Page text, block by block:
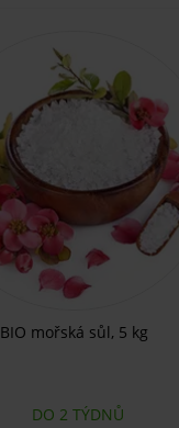
BIO mořská sůl, 5 kg
DO 2 TÝDNŮ